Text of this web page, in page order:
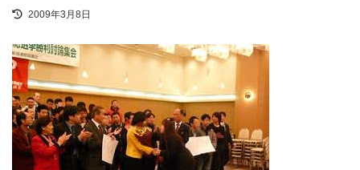
最
新
日
時
:
2009年3月8日